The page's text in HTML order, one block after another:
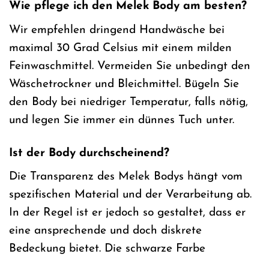
Wie pflege ich den Melek Body am besten?
Wir empfehlen dringend Handwäsche bei
maximal 30 Grad Celsius mit einem milden
Feinwaschmittel. Vermeiden Sie unbedingt den
Wäschetrockner und Bleichmittel. Bügeln Sie
den Body bei niedriger Temperatur, falls nötig,
und legen Sie immer ein dünnes Tuch unter.
Ist der Body durchscheinend?
Die Transparenz des Melek Bodys hängt vom
spezifischen Material und der Verarbeitung ab.
In der Regel ist er jedoch so gestaltet, dass er
eine ansprechende und doch diskrete
Bedeckung bietet. Die schwarze Farbe